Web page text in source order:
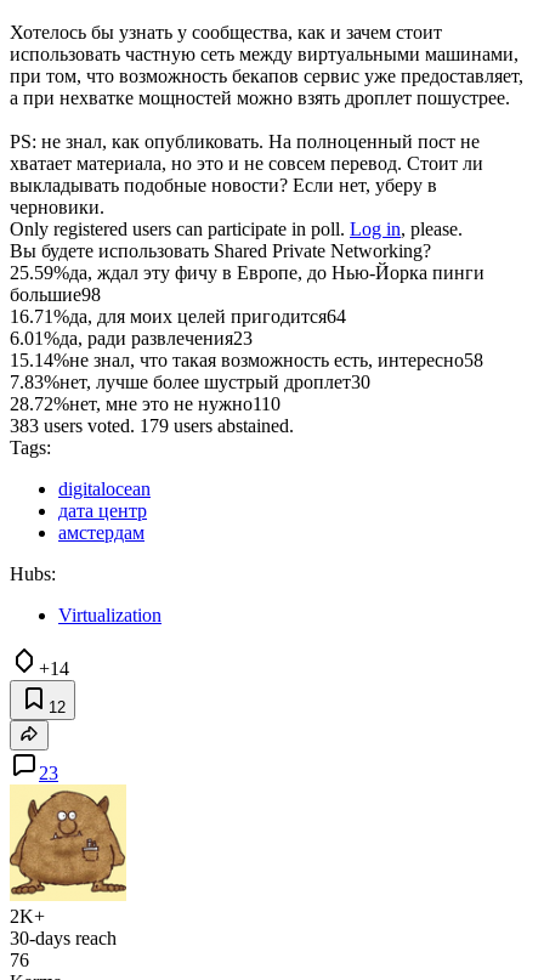
Хотелось бы узнать у сообщества, как и зачем стоит
использовать частную сеть между виртуальными машинами,
при том, что возможность бекапов сервис уже предоставляет,
а при нехватке мощностей можно взять дроплет пошустрее.
PS: не знал, как опубликовать. На полноценный пост не
хватает материала, но это и не совсем перевод. Стоит ли
выкладывать подобные новости? Если нет, уберу в
черновики.
Only registered users can participate in poll. Log in, please.
Вы будете использовать Shared Private Networking?
25.59%да, ждал эту фичу в Европе, до Нью-Йорка пинги
большие98
16.71%да, для моих целей пригодится64
6.01%да, ради развлечения23
15.14%не знал, что такая возможность есть, интересно58
7.83%нет, лучше более шустрый дроплет30
28.72%нет, мне это не нужно110
383 users voted. 179 users abstained.
Tags:
digitalocean
дата центр
амстердам
Hubs:
Virtualization
+14
12
23
2K+
30-days reach
76